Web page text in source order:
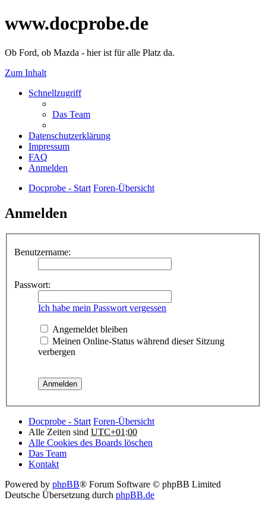
www.docprobe.de
Ob Ford, ob Mazda - hier ist für alle Platz da.
Zum Inhalt
Schnellzugriff
Das Team
Datenschutzerklärung
Impressum
FAQ
Anmelden
Docprobe - Start Foren-Übersicht
Anmelden
Benutzername:
Passwort:
Ich habe mein Passwort vergessen
Angemeldet bleiben
Meinen Online-Status während dieser Sitzung
verbergen
Docprobe - Start Foren-Übersicht
Alle Zeiten sind UTC+01:00
Alle Cookies des Boards löschen
Das Team
Kontakt
Powered by phpBB® Forum Software © phpBB Limited
Deutsche Übersetzung durch phpBB.de